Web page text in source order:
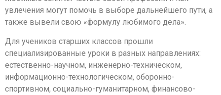
увлечения могут помочь в выборе дальнейшего пути, а
также вывели свою «формулу любимого дела».
Для учеников старших классов прошли
специализированные уроки в разных направлениях:
естественно-научном, инженерно-техническом,
информационно-технологическом, оборонно-
спортивном, социально-гуманитарном, финансово-